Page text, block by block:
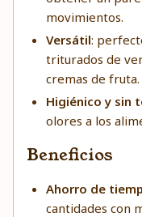
movimientos.
Versátil:
triturados de
cremas de fruta.
Higiénico y sin
olores a los
Beneficios
Ahorro de
cantidades con